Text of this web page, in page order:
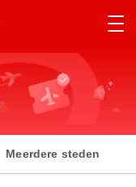
Meerdere steden